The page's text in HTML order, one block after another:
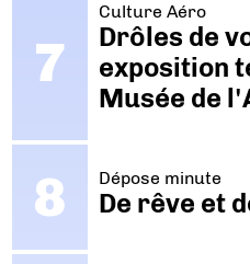
Culture Aéro
Drôles de
exposition
Musée de
Dépose minute
De rêve et